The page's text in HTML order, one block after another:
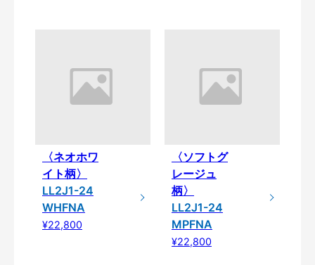
〈ネオホワ
イト柄〉
LL2J1-24
WHFNA
¥22,800
〈ソフトグ
レージュ
柄〉
LL2J1-24
MPFNA
¥22,800